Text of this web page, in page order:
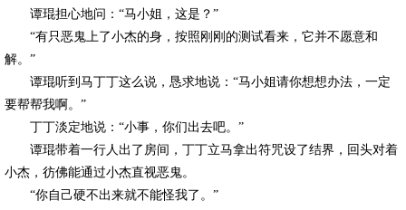
谭琨担心地问：“马小姐，这是？”
“有只恶鬼上了小杰的身，按照刚刚的测试看来，它并不愿意和
解。”
谭琨听到马丁丁这么说，恳求地说：“马小姐请你想想办法，一定
要帮帮我啊。”
丁丁淡定地说：“小事，你们出去吧。”
谭琨带着一行人出了房间，丁丁立马拿出符咒设了结界，回头对着
小杰，彷佛能通过小杰直视恶鬼。
“你自己硬不出来就不能怪我了。”